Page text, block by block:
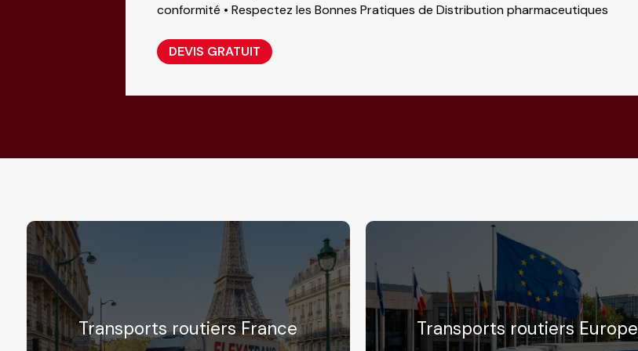
conformité • Respectez les Bonnes Pratiques de Distribution pharmaceutiques
DEVIS GRATUIT
Transports routiers France Transports routiers Europe